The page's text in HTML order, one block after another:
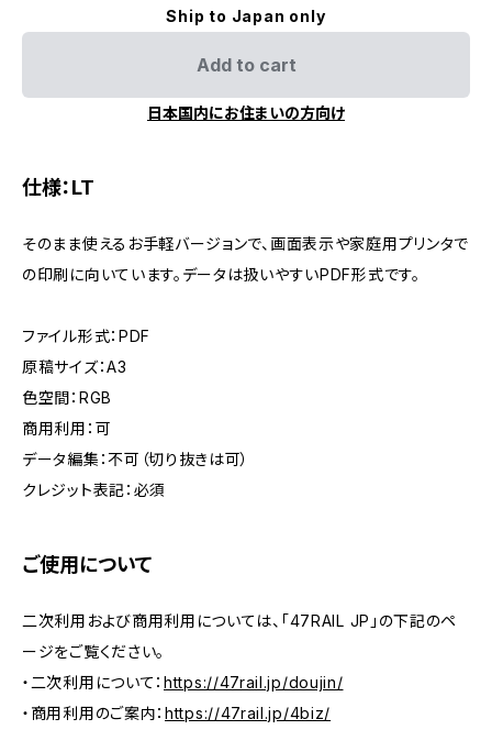
Ship to Japan only
Add to cart
日本国内にお住まいの方向け
仕様：LT
そのまま使えるお手軽バージョンで、画面表示や家庭用プリンタで
の印刷に向いています。データは扱いやすいPDF形式です。
ファイル形式：PDF
原稿サイズ：A3
色空間：RGB
商用利用：可
データ編集：不可（切り抜きは可）
クレジット表記：必須
ご使用について
二次利用および商用利用については、「47RAIL JP」の下記のペ
ージをご覧ください。
・二次利用について： https://47rail.jp/doujin/
・商用利用のご案内： https://47rail.jp/4biz/